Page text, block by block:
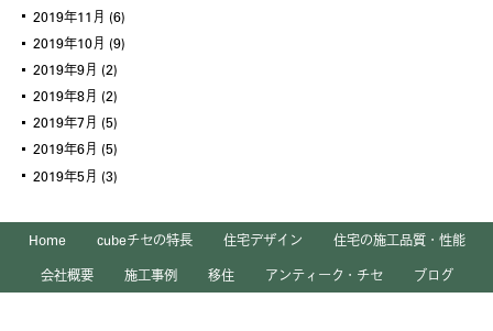
2019年11月 (6)
2019年10月 (9)
2019年9月 (2)
2019年8月 (2)
2019年7月 (5)
2019年6月 (5)
2019年5月 (3)
Home cubeチセの特長 住宅デザイン
住宅の施工品質・性能
会社概要
施工事例 移住 アンティーク・チセ ブログ